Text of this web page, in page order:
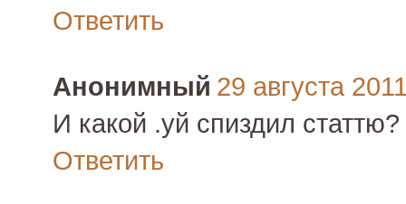
Ответить
Анонимный 29 августа
И какой .уй спиздил статтю?
Ответить